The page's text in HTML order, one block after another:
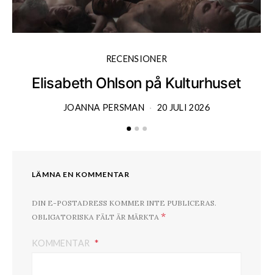
RECENSIONER
Elisabeth Ohlson på Kulturhuset
JOANNA PERSMAN 20 JULI 2026
LÄMNA EN KOMMENTAR
DIN E-POSTADRESS KOMMER INTE PUBLICERAS.
OBLIGATORISKA FÄLT ÄR MÄRKTA *
KOMMENTAR